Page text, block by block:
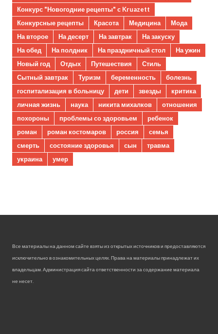
Конкурс "Новогодние рецепты" с Kruazett
Конкурсные рецепты
Красота Медицина
Мода
На второе
На десерт На завтрак
На закуску
На обед
На полдник На праздничный стол
На ужин
Новый год
Отдых Путешествия
Стиль
Сытный завтрак
Туризм беременность
болезнь
госпитализация в больницу
дети звезды
критика
личная жизнь
наука никита михалков
отношения
похороны
проблемы со здоровьем
ребенок
роман
роман костомаров россия
семья
смерть
состояние здоровья сын
травма
украина
умер
Все материалы на данном сайте взяты из открытых источников и предоставляются
исключительно в ознакомительных целях. Права на материалы принадлежат их
владельцам. Администрация сайта ответственности за содержание материала
не несет.